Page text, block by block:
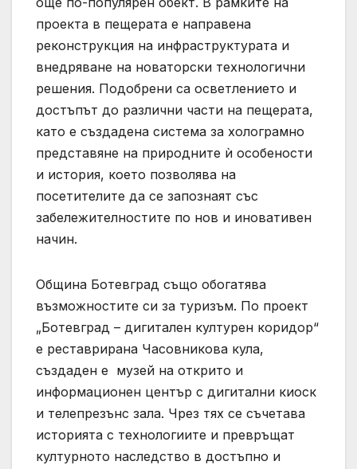
проекта в пещерата е направена
реконструкция на инфраструктурата и
внедряване на новаторски технологични
решения. Подобрени са осветлението и
достъпът до различни части на пещерата,
като е създадена система за холограмно
представяне на природните ѝ особености
и история, което позволява на
посетителите да се запознаят със
забележителностите по нов и иновативен
начин.
Община Ботевград също обогатява
възможностите си за туризъм. По проект
„Ботевград – дигитален културен коридор“
е реставрирана Часовникова кула,
създаден е музей на открито и
информационен център с дигитални киоск
и телепрезънс зала. Чрез тях се съчетава
историята с технологиите и превръщат
културното наследство в достъпно и